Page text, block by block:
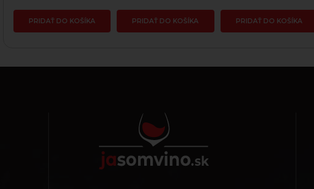
PRIDAŤ DO KOŠÍKA PRIDAŤ DO KOŠÍKA PRIDAŤ DO KOŠÍKA